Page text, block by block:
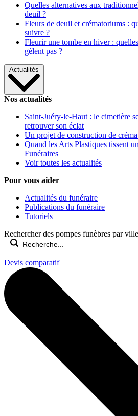
Quelles alternatives aux
deuil ?
Fleurs de deuil et crématoriums :
suivre ?
Fleurir une tombe en hiver :
gèlent pas ?
Actualités
Nos actualités
Saint-Juéry-le-Haut : le cimetière
retrouver son éclat
Un projet de construction de
Quand les Arts Plastiques tissent
Funéraires
Voir toutes les actualités
Pour vous aider
Actualités du funéraire
Publications du funéraire
Tutoriels
Rechercher des pompes funèbres par
Devis comparatif